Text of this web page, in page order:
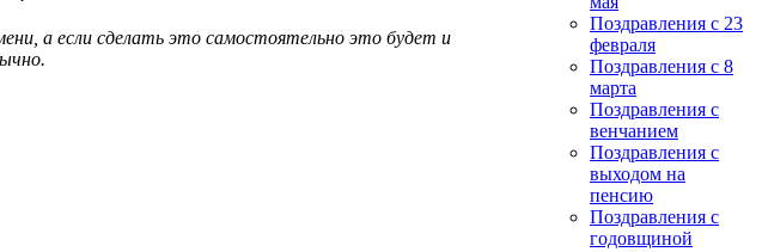
а если сделать это самостоятельно это будет и
Поздравления с 23
февраля
Поздравления с 8
марта
Поздравления с
венчанием
Поздравления с
выходом на
пенсию
Поздравления с
годовщиной